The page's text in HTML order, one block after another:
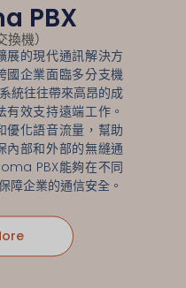
PBX
換機）
展的現代通訊解決方
國企業面臨多分支機
統往往帶來高昂的成
效支持遠端工作。
化語音流量，幫助
內部和外部的無縫通
PBX能夠在不同
障企業的通信安全。